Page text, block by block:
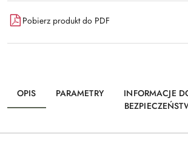
Pobierz produkt do PDF
OPIS PARAMETRY
INFORMACJE